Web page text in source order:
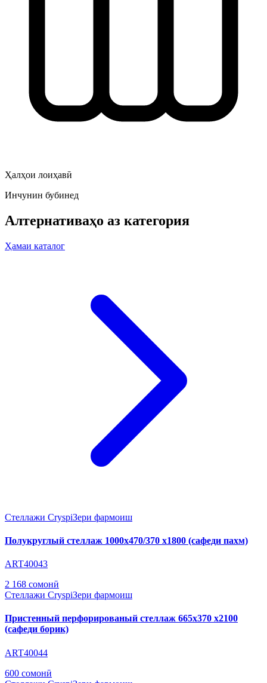
Ҳалҳои лоиҳавӣ
Инчунин бубинед
Алтернативаҳо аз категория
Ҳамаи каталог
Стеллажи CryspiЗери фармоиш
Полукруглый стеллаж 1000х470/370 х1800 (сафеди пахм)
ART40043
2 168 сомонӣ
Стеллажи CryspiЗери фармоиш
Пристенный перфорированый стеллаж 665х370 х2100
(сафеди борик)
ART40044
600 сомонӣ